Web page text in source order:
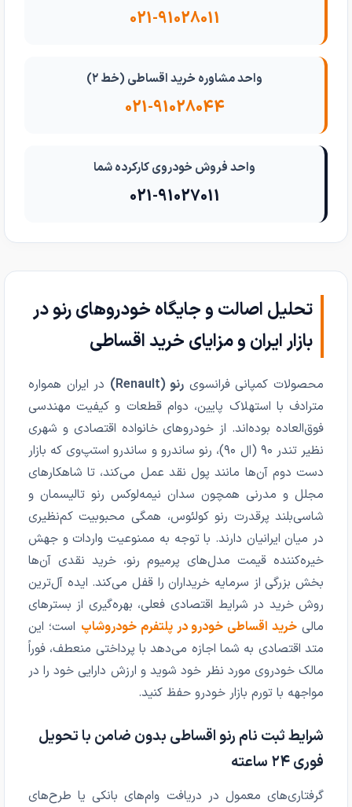
021-91028011
واحد مشاوره خرید اقساطی (خط ۲)
021-91028044
واحد فروش خودروی کارکرده شما
021-91027011
تحلیل اصالت و جایگاه خودروهای رنو در
بازار ایران و مزایای خرید اقساطی
محصولات کمپانی فرانسویرنو (Renault)
در ایران همواره
مترادف با استهلاک پایین، دوام قطعات و کیفیت مهندسی
فوق‌العاده بوده‌اند. از خودروهای خانواده اقتصادی و شهری
نظیر تندر ۹۰ (ال ۹۰)، رنو ساندرو و ساندرو استپ‌وی که بازار
دست دوم آن‌ها مانند پول نقد عمل می‌کند، تا شاهکارهای
مجلل و مدرنی همچون سدان نیمه‌لوکس رنو تالیسمان و
شاسی‌بلند پرقدرت رنو کولئوس، همگی محبوبیت کم‌نظیری
در میان ایرانیان دارند. با توجه به ممنوعیت واردات و جهش
خیره‌کننده قیمت مدل‌های پرمیوم رنو، خرید نقدی آن‌ها
بخش بزرگی از سرمایه خریداران را قفل می‌کند. ایده آل‌ترین
روش خرید در شرایط اقتصادی فعلی، بهره‌گیری از بسترهای
مالیخرید اقساطی خودرو در پلتفرم خودروشاپ است؛ این
متد اقتصادی به شما اجازه می‌دهد با پرداختی منعطف، فوراً
مالک خودروی مورد نظر خود شوید و ارزش دارایی خود را در
مواجهه با تورم بازار خودرو حفظ کنید.
شرایط ثبت نام رنو اقساطی بدون ضامن با تحویل
فوری ۲۴ ساعته
گرفتاری‌های معمول در دریافت وام‌های بانکی یا طرح‌های